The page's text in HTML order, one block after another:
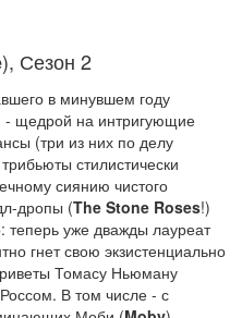
), Сезон 2
в минувшем году
- щедрой на интригующие
(три из них по делу
стилистически
сиянию чистого
дропы (The Stone Roses!)
теперь уже дважды лауреат
гнет свою экзистенциально
Томасу Ньюману
В том числе - с